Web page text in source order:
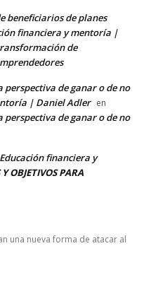
beneficiarios de planes
financiera y mentoría |
de
perspectiva de ganar o de no
| Daniel Adler en
perspectiva de ganar o de no
financiera y
OBJETIVOS PARA